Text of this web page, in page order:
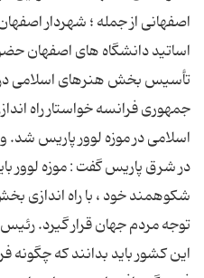
اصفهانی از جمله ؛ شهردار
اساتید دانشگاه های اصفهان
تأسیس بخش هنرهای اسلامی
جمهوری فرانسه خواستار راه
اسلامی در موزه لوور پاریس شد.
در شرق پاریس گفت : موزه لوور
شکوهمند خود ، با راه اندازی
توجه مردم جهان قرار گیرد.
این کشور باید بدانند که چگونه